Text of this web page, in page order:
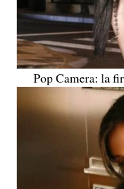
Pop Camera: la